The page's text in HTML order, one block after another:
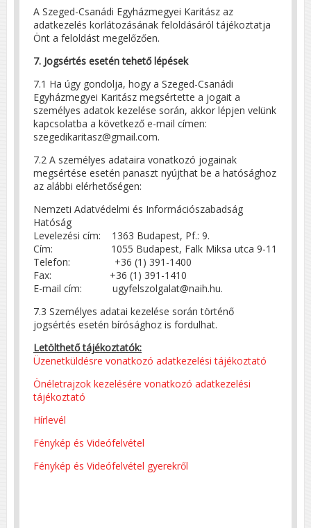
A Szeged-Csanádi Egyházmegyei Karitász az
adatkezelés korlátozásának feloldásáról tájékoztatja
Önt a feloldást megelőzően.
7. Jogsértés esetén tehető lépések
7.1 Ha úgy gondolja, hogy a Szeged-Csanádi
Egyházmegyei Karitász megsértette a jogait a
személyes adatok kezelése során, akkor lépjen velünk
kapcsolatba a következő e-mail címen:
szegedikaritasz@gmail.com.
7.2 A személyes adataira vonatkozó jogainak
megsértése esetén panaszt nyújthat be a hatósághoz
az alábbi elérhetőségen:
Nemzeti Adatvédelmi és Információszabadság
Hatóság
Levelezési cím: 1363 Budapest, Pf.: 9.
Cím: 1055 Budapest, Falk Miksa utca 9-11
Telefon: +36 (1) 391-1400
Fax: +36 (1) 391-1410
E-mail cím: ugyfelszolgalat@naih.hu.
7.3 Személyes adatai kezelése során történő
jogsértés esetén bírósághoz is fordulhat.
Letölthető tájékoztatók:
Üzenetküldésre vonatkozó adatkezelési tájékoztató
Önéletrajzok kezelésére vonatkozó adatkezelési
tájékoztató
Hírlevél
Fénykép és Videófelvétel
Fénykép és Videófelvétel gyerekről